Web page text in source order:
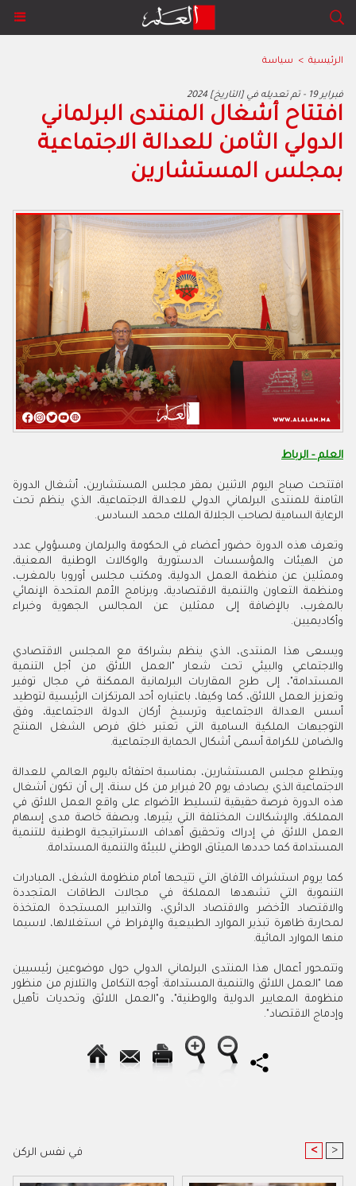
الرئيسية > سياسة
2024 فبراير 19 - تم تعديله في [التاريخ]
افتتاح أشغال المنتدى البرلماني
الدولي الثامن للعدالة الاجتماعية
بمجلس المستشارين
العلم - الرباط
افتتحت صباح اليوم الاثنين بمقر مجلس المستشارين، أشغال الدورة
الثامنة للمنتدى البرلماني الدولي للعدالة الاجتماعية، الذي ينظم تحت
الرعاية السامية لصاحب الجلالة الملك محمد السادس.
وتعرف هذه الدورة حضور أعضاء في الحكومة والبرلمان ومسؤولي عدد
من الهيئات والمؤسسات الدستورية والوكالات الوطنية المعنية،
وممثلين عن منظمة العمل الدولية، ومكتب مجلس أوروبا بالمغرب،
ومنظمة التعاون والتنمية الاقتصادية، وبرنامج الأمم المتحدة الإنمائي
بالمغرب، بالإضافة إلى ممثلين عن المجالس الجهوية وخبراء
وأكاديميين.
ويسعى هذا المنتدى، الذي ينظم بشراكة مع المجلس الاقتصادي
والاجتماعي والبيئي تحت شعار "العمل اللائق من أجل التنمية
المستدامة"، إلى طرح المقاربات البرلمانية الممكنة في مجال توفير
وتعزيز العمل اللائق، كما وكيفا، باعتباره أحد المرتكزات الرئيسية لتوطيد
أسس العدالة الاجتماعية وترسيخ أركان الدولة الاجتماعية، وفق
التوجيهات الملكية السامية التي تعتبر خلق فرص الشغل المنتج
والضامن للكرامة أسمى أشكال الحماية الاجتماعية.
ويتطلع مجلس المستشارين، بمناسبة احتفائه باليوم العالمي للعدالة
الاجتماعية الذي يصادف يوم 20 فبراير من كل سنة، إلى أن تكون أشغال
هذه الدورة فرصة حقيقية لتسليط الأضواء على واقع العمل اللائق في
المملكة، والإشكالات المختلفة التي يثيرها، وبصفة خاصة مدى إسهام
العمل اللائق في إدراك وتحقيق أهداف الاستراتيجية الوطنية للتنمية
المستدامة كما حددها الميثاق الوطني للبيئة والتنمية المستدامة.
كما يروم استشراف الآفاق التي تتيحها أمام منظومة الشغل، المبادرات
التنموية التي تشهدها المملكة في مجالات الطاقات المتجددة
والاقتصاد الأخضر والاقتصاد الدائري، والتدابير المستجدة المتخذة
لمحاربة ظاهرة تبذير الموارد الطبيعية والإفراط في استغلالها، لاسيما
منها الموارد المائية.
وتتمحور أعمال هذا المنتدى البرلماني الدولي حول موضوعين رئيسيين
هما "العمل اللائق والتنمية المستدامة: أوجه التكامل والتلازم من منظور
منظومة المعايير الدولية والوطنية"، و"العمل اللائق وتحديات تأهيل
وإدماج الاقتصاد".
في نفس الركن < >